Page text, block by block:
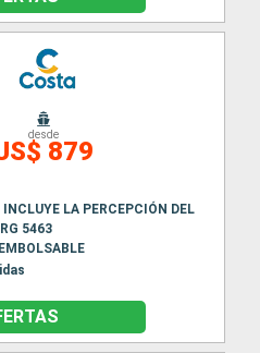
desde
879
INCLUYE LA PERCEPCIÓN DEL
5463